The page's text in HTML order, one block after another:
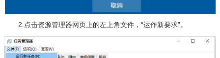
2.点击资源管理器网页上的左上角文件，“运作新要求”。